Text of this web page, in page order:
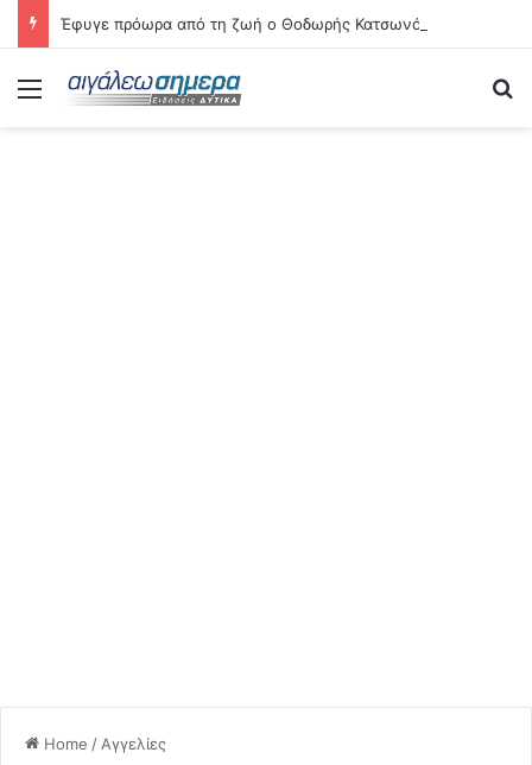
Έφυγε πρόωρα από τη ζωή ο Θοδωρής Κατσωνόπουλος
Menu
Home / Αγγελίες